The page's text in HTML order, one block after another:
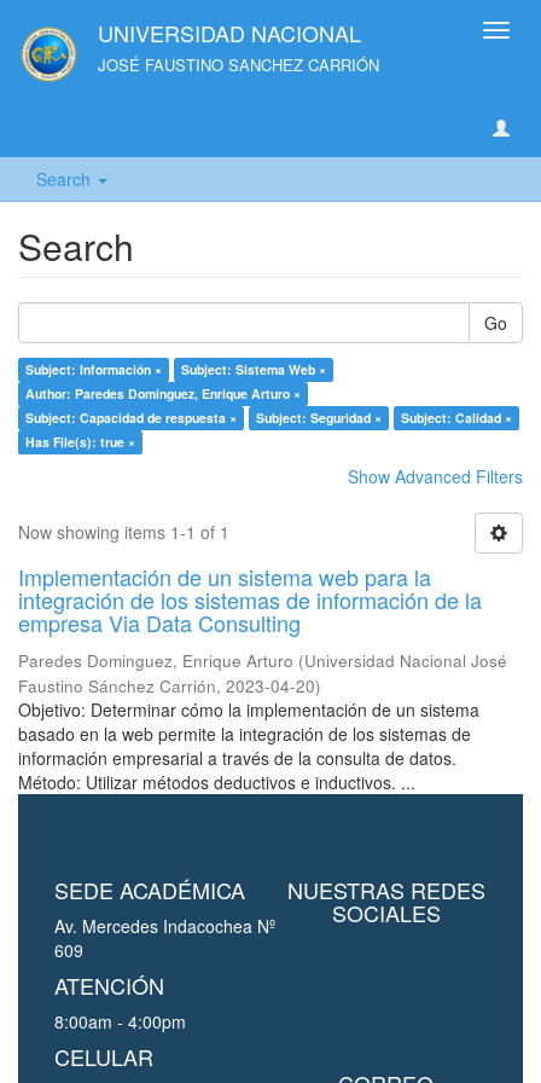
UNIVERSIDAD NACIONAL
JOSÉ FAUSTINO SANCHEZ CARRIÓN
Search
Search
Go
Subject: Información ×
Subject: Sistema Web ×
Author: Paredes Dominguez, Enrique Arturo ×
Subject: Capacidad de respuesta ×
Subject: Seguridad ×
Subject: Calidad ×
Has File(s): true ×
Show Advanced Filters
Now showing items 1-1 of 1
Implementación de un sistema web para la
integración de los sistemas de información de la
empresa Via Data Consulting
Paredes Dominguez, Enrique Arturo (Universidad Nacional José
Faustino Sánchez Carrión, 2023-04-20)
Objetivo: Determinar cómo la implementación de un sistema
basado en la web permite la integración de los sistemas de
información empresarial a través de la consulta de datos.
Método: Utilizar métodos deductivos e inductivos. ...
SEDE ACADÉMICA
Av. Mercedes Indacochea Nº
609
ATENCIÓN
8:00am - 4:00pm
CELULAR
NUESTRAS REDES
SOCIALES